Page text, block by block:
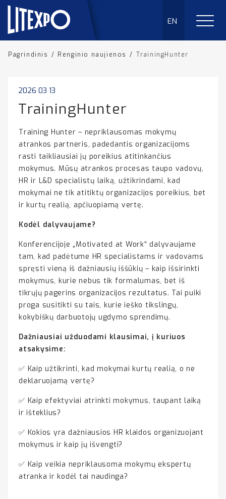
EN
Pagrindinis / Renginio naujienos / TrainingHunter
2026 03 13
TrainingHunter
Training Hunter – nepriklausomas mokymų
atrankos partneris, padedantis organizacijoms
rasti taikliausiai jų poreikius atitinkančius
mokymus. Mūsų atrankos procesas taupo vadovų,
HR ir L&D specialistų laiką, užtikrindami, kad
mokymai ne tik atitiktų organizacijos poreikius, bet
ir kurtų realią, apčiuopiamą vertę.
Kodėl dalyvaujame?
Konferencijoje „Motivated at Work“ dalyvaujame
tam, kad padėtume HR specialistams ir vadovams
spręsti vieną iš dažniausių iššūkių – kaip išsirinkti
mokymus, kurie nebus tik formalumas, bet iš
tikrųjų pagerins organizacijos rezultatus. Tai puiki
proga susitikti su tais, kurie ieško tikslingų,
kokybiškų darbuotojų ugdymo sprendimų.
Dažniausiai užduodami klausimai, į kuriuos
atsakysime:
✅ Kaip užtikrinti, kad mokymai kurtų realią, o ne
deklaruojamą vertę?
✅ Kaip efektyviai atrinkti mokymus, taupant laiką
ir išteklius?
✅ Kokios yra dažniausios HR klaidos organizuojant
mokymus ir kaip jų išvengti?
✅ Kaip veikia nepriklausoma mokymų ekspertų
atranka ir kodėl tai naudinga?